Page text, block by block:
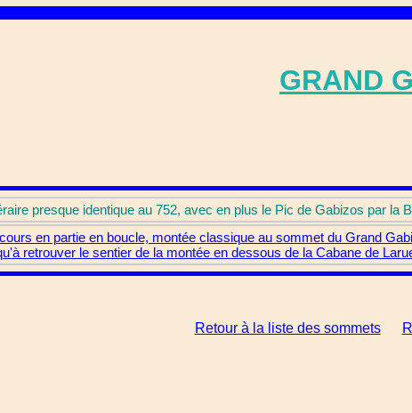
GRAND
presque identique au 752, avec en plus le Pic de Gabizos par la
en partie en boucle, montée classique au sommet du Grand
retrouver le sentier de la montée en dessous de la Cabane de
Retour à la liste des sommets